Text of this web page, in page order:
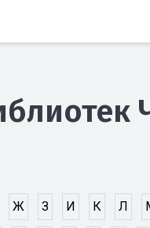
Ж З И К Л